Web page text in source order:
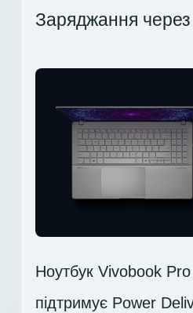
Заряджання
Ноутбук Vivobook
підтримує Power